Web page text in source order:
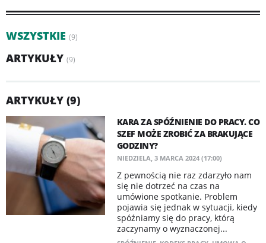
WSZYSTKIE (9)
ARTYKUŁY (9)
ARTYKUŁY (9)
KARA ZA SPÓŹNIENIE DO PRACY. CO
SZEF MOŻE ZROBIĆ ZA BRAKUJĄCE
GODZINY?
NIEDZIELA, 3 MARCA 2024 (17:00)
Z pewnością nie raz zdarzyło nam
się nie dotrzeć na czas na
umówione spotkanie. Problem
pojawia się jednak w sytuacji, kiedy
spóźniamy się do pracy, którą
zaczynamy o wyznaczonej...